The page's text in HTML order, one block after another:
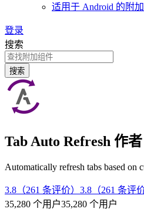
适用于 Android 的附
登录
搜索
搜索
Tab Auto Refresh 作者
Automatically refresh tabs based on
3.8（261 条评价） 3.8（261 条评价
35,280 个用户35,280 个用户